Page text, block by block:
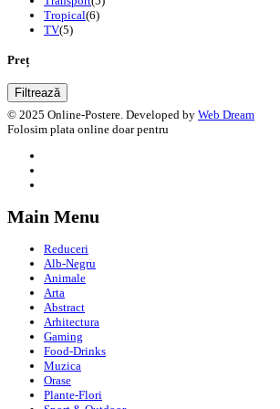
Tropical(6)
TV(5)
Preț
Filtrează
© 2025 Online-Postere. Developed by Web Dream
Folosim plata online doar pentru
Main Menu
Reduceri
Alb-Negru
Animale
Arta
Abstract
Arhitectura
Gaming
Food-Drinks
Muzica
Orase
Plante-Flori